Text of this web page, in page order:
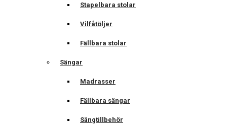
Stapelbara stolar
Vilfåtöljer
Fällbara stolar
Sängar
Madrasser
Fällbara sängar
Sängtillbehör